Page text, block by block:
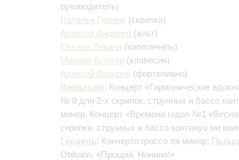
руководитель)
Наталья Гринюк (скрипка)
Алексей Андреев (альт)
Оксана Левина (виолончель)
Михаил Блехер (клавесин)
Алексей Вяхирев (фортепиано)
Вивальди: Концерт «Гармонические
№ 8 для 2-х скрипок, струнных и бассо
минор, Концерт «Времена года» №1
скрипки, струнных и бассо континуo ми
Гендель: Кончерто гроссо ля минор;
Oblivion, «Прощай, Нонино!»